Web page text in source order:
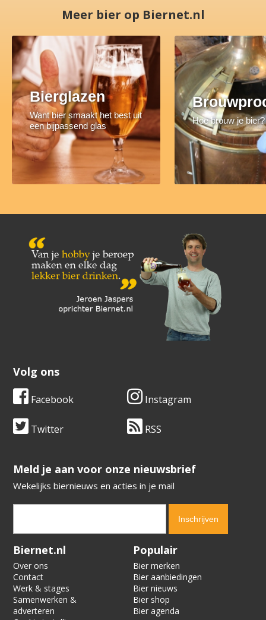
Meer bier op Biernet.nl
Bierglazen
Want bier smaakt het best uit
een bijpassend glas
Hoe brouw je bier?
Volg ons
Facebook Instagram
Twitter RSS
​​​​​​​Meld je aan voor onze nieuwsbrief
Wekelijks biernieuws en acties in je mail
Verification code:
Biernet.nl
Over ons
Contact
Werk & stages
Samenwerken &
adverteren
Populair
Bier merken
Bier aanbiedingen
Bier nieuws
Bier shop
Bier agenda